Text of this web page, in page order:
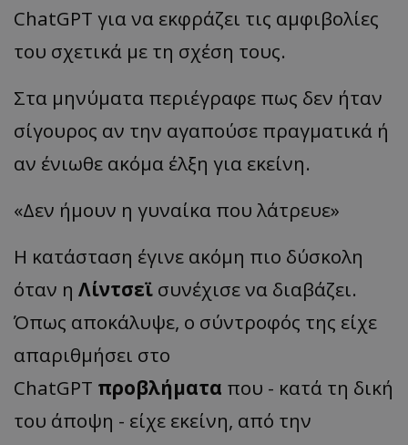
ChatGPT για να εκφράζει τις αμφιβολίες
του σχετικά με τη σχέση τους.
Στα μηνύματα περιέγραφε πως δεν ήταν
σίγουρος αν την αγαπούσε πραγματικά ή
αν ένιωθε ακόμα έλξη για εκείνη.
«Δεν ήμουν η γυναίκα που λάτρευε»
Η κατάσταση έγινε ακόμη πιο δύσκολη
όταν η Λίντσεϊ συνέχισε να διαβάζει.
Όπως αποκάλυψε, ο σύντροφός της είχε
απαριθμήσει στο
ChatGPT προβλήματα που - κατά τη δική
του άποψη - είχε εκείνη, από την